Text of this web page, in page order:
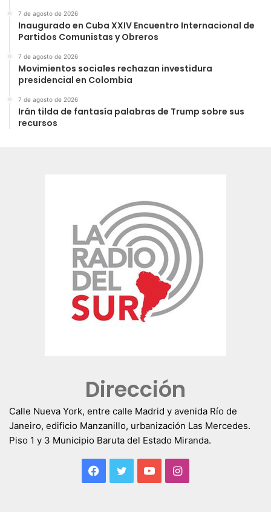
7 de agosto de 2026
Inaugurado en Cuba XXIV Encuentro Internacional de
Partidos Comunistas y Obreros
7 de agosto de 2026
Movimientos sociales rechazan investidura
presidencial en Colombia
7 de agosto de 2026
Irán tilda de fantasía palabras de Trump sobre sus
recursos
Dirección
Calle Nueva York, entre calle Madrid y avenida Río de
Janeiro, edificio Manzanillo, urbanización Las Mercedes.
Piso 1 y 3 Municipio Baruta del Estado Miranda.
Facebook
TwitterYouTubeInstagram